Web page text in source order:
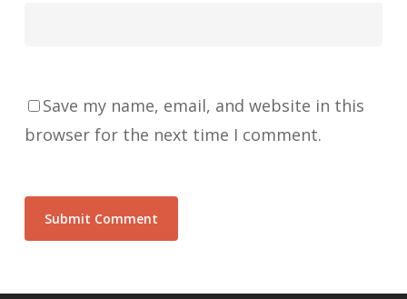
Save my name, email, and website in this
browser for the next time I comment.